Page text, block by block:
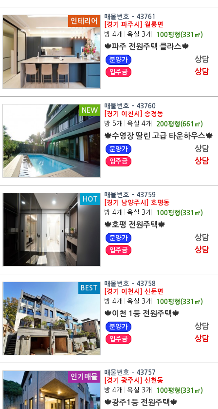
인테리어
매물번호 - 43761
[경기 파주시] 월롱면
방 4개
욕실 3개 100평형(331 ㎡)
🍁파주 전원주택 클라스🍁
분양가 상담
입주금 상담
NEW
매물번호 - 43760
[경기 이천시] 송정동
방 5개
욕실 4개 200평형(661 ㎡)
🍁수영장 딸린 고급 타운하우스🍁
분양가 상담
입주금 상담
HOT
매물번호 - 43759
[경기 남양주시] 호평동
방 4개
욕실 3개 100평형(331 ㎡)
🍁호평 전원주택🍁
분양가 상담
입주금 상담
BEST
매물번호 - 43758
[경기 이천시] 신둔면
방 4개
욕실 3개 100평형(331 ㎡)
🍁이천 1등 전원주택🍁
분양가 상담
입주금 상담
인기매물
매물번호 - 43757
[경기 광주시] 신현동
방 4개
욕실 3개 100평형(331 ㎡)
🍁광주1등 전원주택🍁